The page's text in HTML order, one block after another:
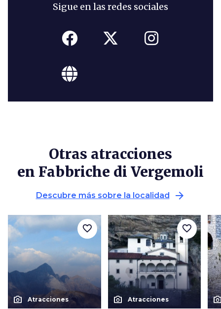
Sigue en las redes sociales
Otras atracciones
en Fabbriche di Vergemoli
Descubre más sobre la localidad arrow_forward
photo_camera Atracciones
favorite_border
photo_camera Atracciones
favorite_border